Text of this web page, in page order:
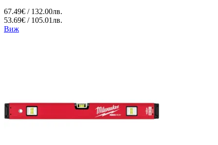
67.49€ / 132.00лв.
53.69€ / 105.01лв.
Виж